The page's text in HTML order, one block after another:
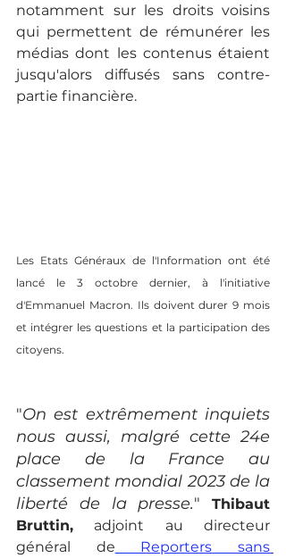
notamment sur les droits voisins
qui permettent de rémunérer les
médias dont les contenus étaient
jusqu'alors diffusés sans contre-
partie financière.
Les Etats Généraux de l'Information ont été
lancé le 3 octobre dernier, à l'initiative
d'Emmanuel Macron. Ils doivent durer 9 mois
et intégrer les questions et la participation des
citoyens.
"On est extrêmement inquiets
nous aussi, malgré cette 24e
place de la France au
classement mondial 2023 de la
liberté de la presse." Thibaut
Bruttin, adjoint au directeur
général de Reporters sans